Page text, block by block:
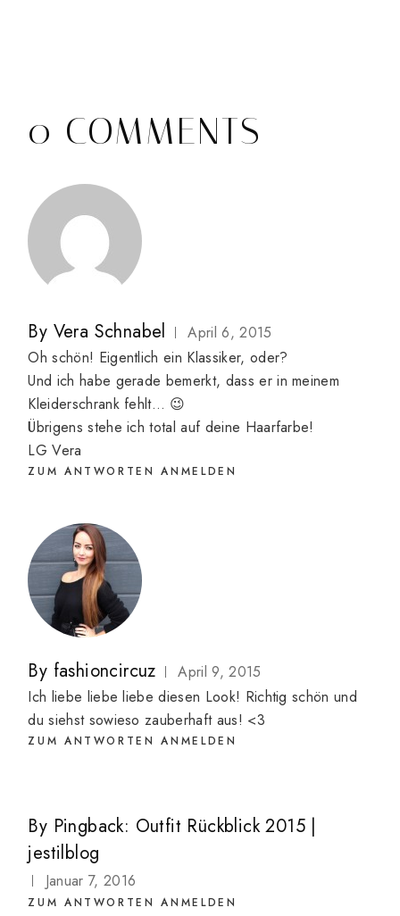
0 COMMENTS
By Vera Schnabel
April 6, 2015
Oh schön! Eigentlich ein Klassiker, oder?
Und ich habe gerade bemerkt, dass er in meinem
Kleiderschrank fehlt… 😉
Übrigens stehe ich total auf deine Haarfarbe!
LG Vera
ZUM ANTWORTEN ANMELDEN
By fashioncircuz
April 9, 2015
Ich liebe liebe liebe diesen Look! Richtig schön und
du siehst sowieso zauberhaft aus! <3
ZUM ANTWORTEN ANMELDEN
By Pingback: Outfit Rückblick 2015 |
jestilblog
Januar 7, 2016
ZUM ANTWORTEN ANMELDEN